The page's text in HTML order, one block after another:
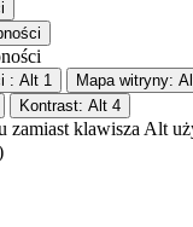
: Alt 1 Mapa witryny:
Kontrast: Alt 4
zamiast klawisza Alt